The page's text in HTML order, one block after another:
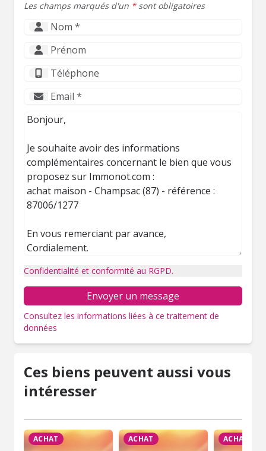
Les champs marqués d'un *sont obligatoires
Confidentialité et conformité au RGPD.
Envoyer un message
Consultez les informations liées à ce traitement de
données
Ces biens peuvent aussi vous
intéresser
ACHAT ACHAT ACHAT